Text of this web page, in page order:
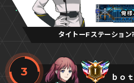
俺様
俺様
俺様
タイトーFステーション
3 ｂｏ